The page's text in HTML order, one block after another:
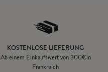
KOSTENLOSE LIEFERUNG
Ab einem Einkaufswert von300€in
Frankreich